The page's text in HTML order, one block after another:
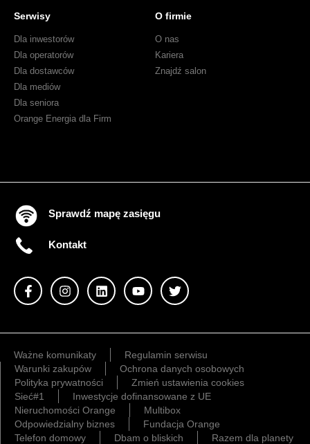
Serwisy
Dla inwestorów
Dla operatorów
Dla dostawców
Dla mediów
Dla seniora
Orange Energia dla Firm
O firmie
O nas
Kariera
Znajdź salon
Sprawdź mapę zasięgu
Kontakt
Ważne komunikaty
Regulamin serwisu
Warunki zakupów
Ochrona danych osobowych
Polityka prywatności
Zmień ustawienia cookies
Sieć#1
Inwestycje dofinansowane z UE
Nieruchomości Orange
Multibox
Odpowiedzialny biznes
Fundacja Orange
Telefon domowy
Dbam o bliskich Razem dla planety